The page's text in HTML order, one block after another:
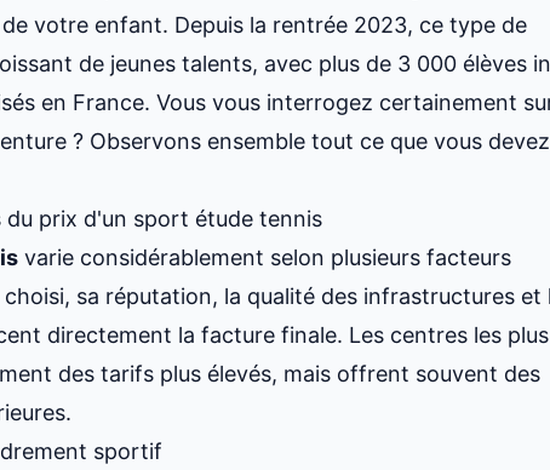
votre enfant. Depuis la rentrée 2023, ce type de
de jeunes talents, avec plus de 3 000 élèves
en France. Vous vous interrogez certainement
? Observons ensemble tout ce que vous
prix d'un sport étude tennis
varie considérablement selon plusieurs facteurs
sa réputation, la qualité des infrastructures et
directement la facture finale. Les centres les plus
des tarifs plus élevés, mais offrent souvent des
sportif